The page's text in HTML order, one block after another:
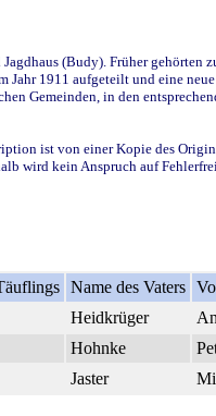
(Budy). Früher gehörten
1911 aufgeteilt und eine
Gemeinden, in den
ist von einer Kopie des
wird kein Anspruch auf
Name des Vaters
Heidkrüger
Hohnke
Jaster